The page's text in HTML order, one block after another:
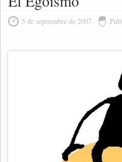
5 de septiembre de 2007